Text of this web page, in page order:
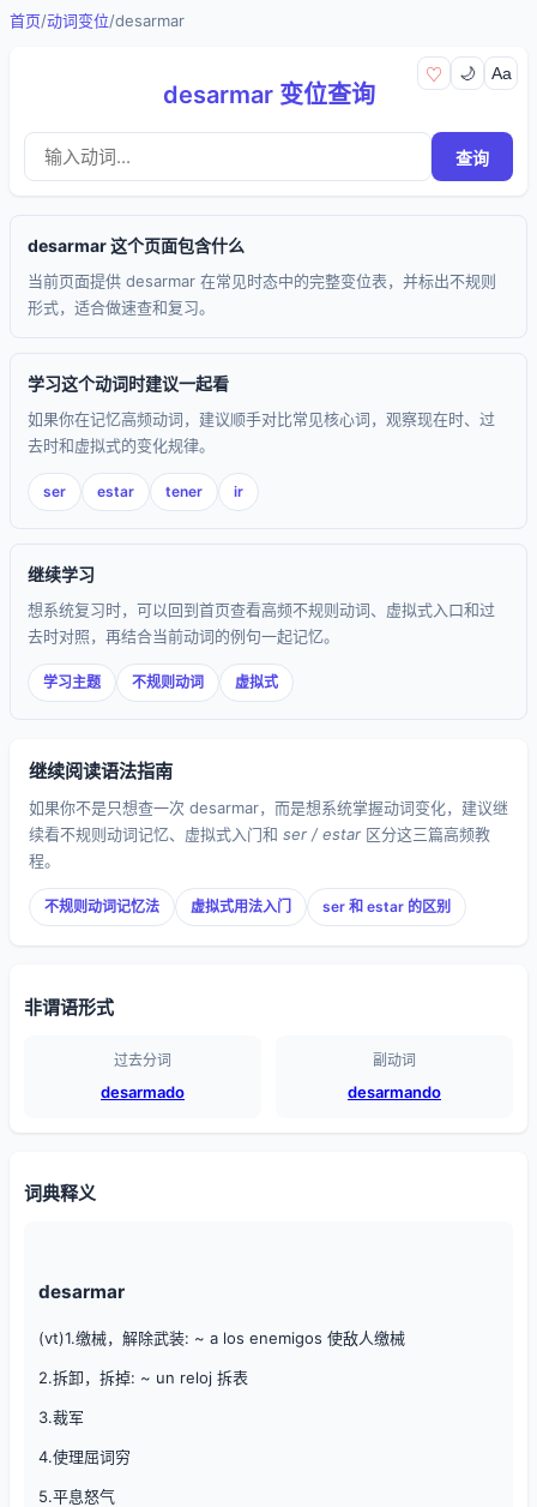
首页/动词变位/desarmar
♡ 🌙 Aa
desarmar 变位查询
查询
desarmar 这个页面包含什么
当前页面提供 desarmar 在常见时态中的完整变位表，并标出不规则
形式，适合做速查和复习。
学习这个动词时建议一起看
如果你在记忆高频动词，建议顺手对比常见核心词，观察现在时、过
去时和虚拟式的变化规律。
ser estar tener ir
继续学习
想系统复习时，可以回到首页查看高频不规则动词、虚拟式入口和过
去时对照，再结合当前动词的例句一起记忆。
学习主题 不规则动词 虚拟式
继续阅读语法指南
如果你不是只想查一次 desarmar，而是想系统掌握动词变化，建议继
续看不规则动词记忆、虚拟式入门和 ser / estar 区分这三篇高频教
程。
不规则动词记忆法 虚拟式用法入门 ser 和 estar 的区别
非谓语形式
过去分词
desarmado
副动词
desarmando
词典释义
desarmar
(vt)1.缴械，解除武装: ~ a los enemigos 使敌人缴械
2.拆卸，拆掉: ~ un reloj 拆表
3.裁军
4.使理屈词穷
5.平息怒气